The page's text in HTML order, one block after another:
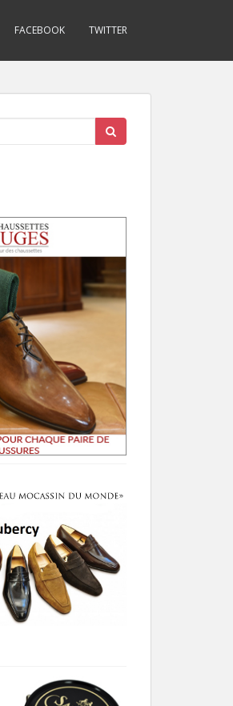
FACEBOOK TWITTER